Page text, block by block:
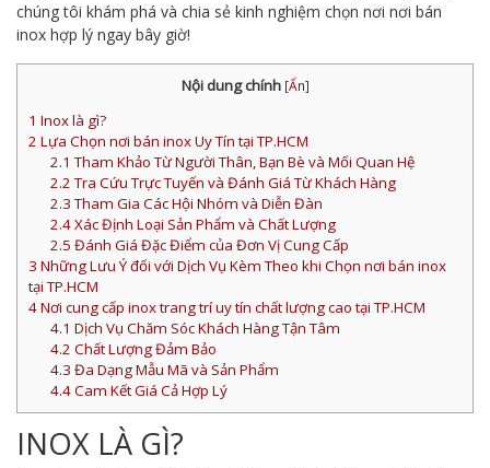
chúng tôi khám phá và chia sẻ kinh nghiệm chọn nơi nơi bán
inox hợp lý ngay bây giờ!
Nội dung chính [Ẩn]
1 Inox là gì?
2 Lựa Chọn nơi bán inox Uy Tín tại TP.HCM
2.1 Tham Khảo Từ Người Thân, Bạn Bè và Mối Quan Hệ
2.2Tra Cứu Trực Tuyến và Đánh Giá Từ Khách Hàng
2.3Tham Gia Các Hội Nhóm và Diễn Đàn
2.4Xác Định Loại Sản Phẩm và Chất Lượng
2.5 Đánh Giá Đặc Điểm của Đơn Vị Cung Cấp
3 Những Lưu Ý đối với Dịch Vụ Kèm Theo khi Chọn nơi bán inox
tại TP.HCM
4Nơi cung cấp inox trang trí uy tín chất lượng cao tại TP.HCM
4.1 Dịch Vụ Chăm Sóc Khách Hàng Tận Tâm
4.2 Chất Lượng Đảm Bảo
4.3 Đa Dạng Mẫu Mã và Sản Phẩm
4.4Cam Kết Giá Cả Hợp Lý
INOX LÀ GÌ?